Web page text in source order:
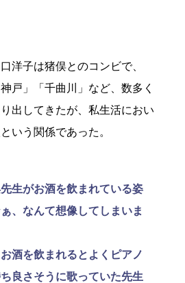
洋子は猪俣とのコンビで、
戸」「千曲川」など、数多く
出してきたが、私生活におい
いう関係であった。
生がお酒を飲まれている姿
、なんて想像してしまいま
酒を飲まれるとよくピアノ
良さそうに歌っていた先生